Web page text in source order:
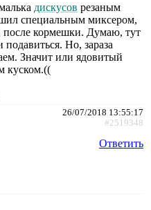
дискусов резаным
специальным миксером,
после кормешки. Думаю, тут
подавиться. Но, зараза
Значит или ядовитый
куском.((
26/07/2018 13:55:17
#2519348
Ответить